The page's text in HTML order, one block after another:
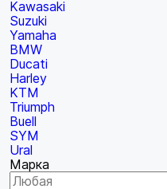
Kawasaki
Suzuki
Yamaha
BMW
Ducati
Harley
KTM
Triumph
Buell
SYM
Ural
Марка